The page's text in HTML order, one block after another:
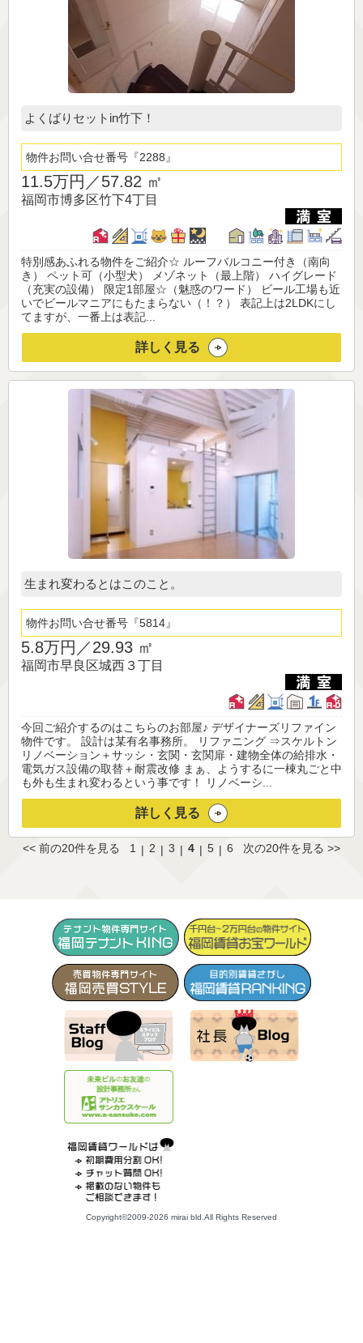
よくばりセットin竹下！
物件お問い合せ番号 2288
11.5万円／57.82 ㎡
福岡市博多区竹下4丁目
特別感あふれる物件をご紹介☆ ルーフバルコニー付き（南向
き） ペット可（小型犬） メゾネット（最上階） ハイグレード
（充実の設備） 限定1部屋☆（魅惑のワード） ビール工場も近
いでビールマニアにもたまらない（！？） 表記上は2LDKにし
てますが、一番上は表記...
詳しく見る
生まれ変わるとはこのこと。
物件お問い合せ番号 5814
5.8万円／29.93 ㎡
福岡市早良区城西３丁目
今回ご紹介するのはこちらのお部屋♪ デザイナーズリファイン
物件です。 設計は某有名事務所。 リファニング ⇒スケルトン
リノベーション＋サッシ・玄関・玄関扉・建物全体の給排水・
電気ガス設備の取替＋耐震改修 まぁ、ようするに一棟丸ごと中
も外も生まれ変わるという事です！ リノベーシ...
詳しく見る
<< 前の20件を見る 1 | 2 | 3 | 4 | 5 | 6 次の20件を見る >>
Copyright©2009-2026 mirai bld.All Rights Reserved